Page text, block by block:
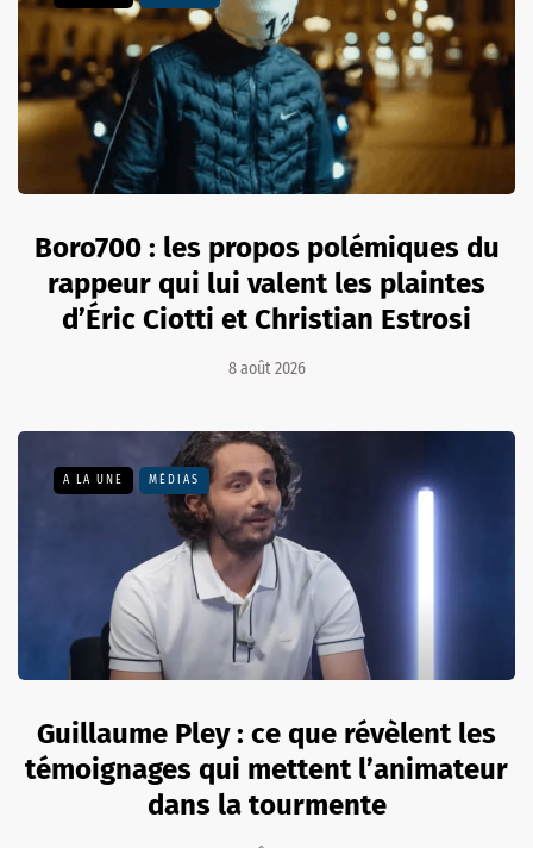
Boro700 : les propos polémiques du
rappeur qui lui valent les plaintes
d’Éric Ciotti et Christian Estrosi
8 août 2026
A LA UNE MÉDIAS
Guillaume Pley : ce que révèlent les
témoignages qui mettent l’animateur
dans la tourmente